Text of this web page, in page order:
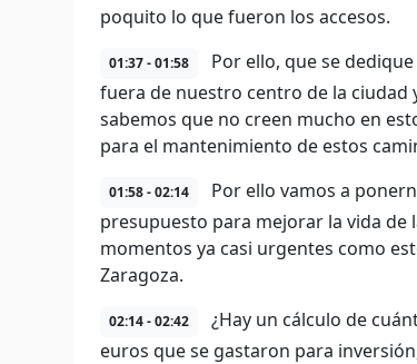
poquito lo que fueron los accesos.
01:37 - 01:58
Por ello, que se
fuera de nuestro centro de la ciudad
sabemos que no creen mucho en
para el mantenimiento de estos
01:58 - 02:14
Por ello vamos a
presupuesto para mejorar la vida de
momentos ya casi urgentes como
Zaragoza.
02:14 - 02:42
¿Hay un cálculo de
euros que se gastaron para